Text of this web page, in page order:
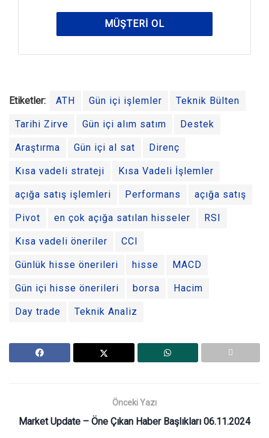
MÜŞTERI OL
Etiketler: ATH Gün içi işlemler Teknik Bülten
Tarihi Zirve Gün içi alım satım Destek
Araştırma Gün içi al sat Direnç
Kısa vadeli strateji Kısa Vadeli İşlemler
açığa satış işlemleri Performans açığa satış
Pivot en çok açığa satılan hisseler RSI
Kısa vadeli öneriler CCI
Günlük hisse önerileri hisse MACD
Gün içi hisse önerileri borsa Hacim
Day trade Teknik Analiz
Önceki Yazı
Market Update – Öne Çıkan Haber Başlıkları 06.11.2024